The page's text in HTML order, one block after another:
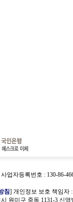
업자등록번호 : 130-86-
침] 개인정보 보호 책임자 :
원미구 중동 1131-3 신영